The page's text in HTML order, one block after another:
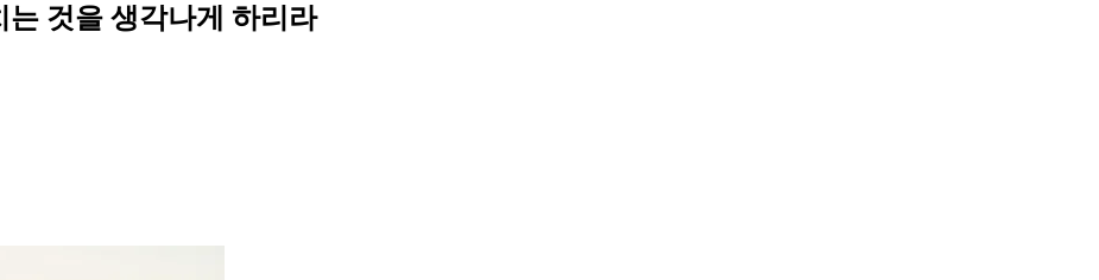
것을 생각나게 하리라